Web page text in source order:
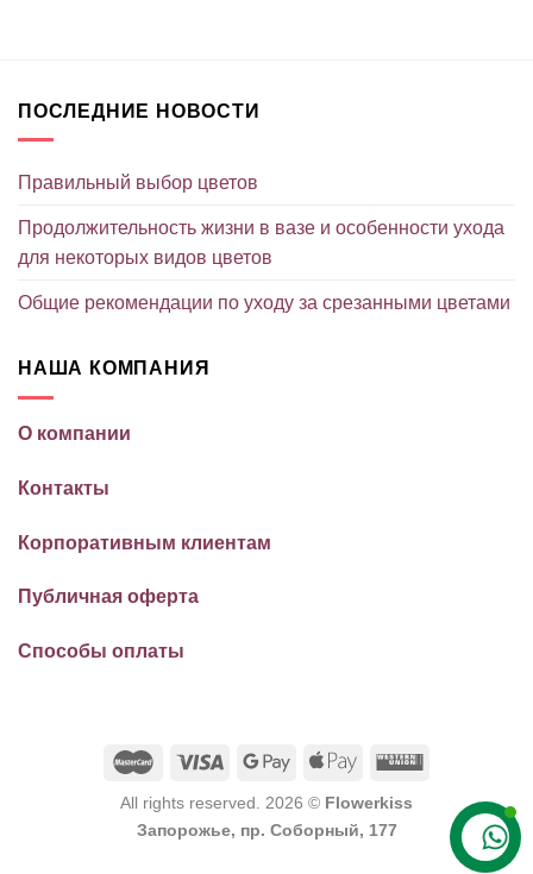
ПОСЛЕДНИЕ НОВОСТИ
Правильный выбор цветов
Продолжительность жизни в вазе и особенности ухода
для некоторых видов цветов
Общие рекомендации по уходу за срезанными цветами
НАША КОМПАНИЯ
О компании
Контакты
Корпоративным клиентам
Публичная оферта
Способы оплаты
All rights reserved. 2026 © Flowerkiss
Запорожье, пр. Соборный, 177